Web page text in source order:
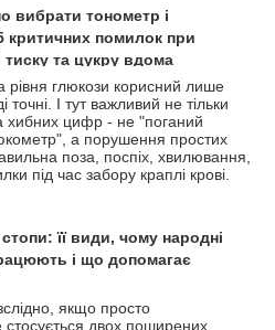
вибрати тонометр і
критичних помилок при
тиску та цукру вдома
рівня глюкози корисний лише
точні. І тут важливий не тільки
хибних цифр - не "поганий
а порушення простих
поза, поспіх, хвилювання,
під час забору краплі крові.
її види, чому народні
і що допомагає
якщо просто
двох поширених